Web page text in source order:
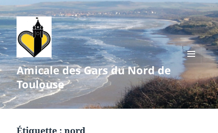
Amicale des Gars du Nord de
Toulouse
MENU
WIDGETS